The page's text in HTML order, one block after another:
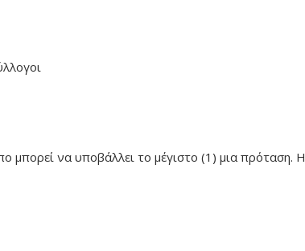
να υποβάλλει το μέγιστο (1) μια πρόταση. Η